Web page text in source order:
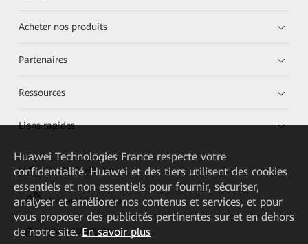
Acheter nos produits
Partenaires
Ressources
Liens rapides
HUAWEI eKit App
Huawei HiKnow App
HUAWEI eFly App
Huawei Technologies France respecte votre
confidentialité. Huawei et des tiers utilisent des cookies
essentiels et non essentiels pour fournir, sécuriser,
analyser et améliorer nos contenus et services, et pour
vous proposer des publicités pertinentes sur et en dehors
de notre site. En savoir plus